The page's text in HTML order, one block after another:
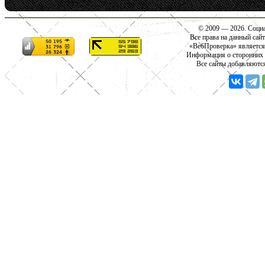
© 2009 — 2026.
Все права на данный
«ВебПроверка»
Информация о сторонних
Все сайты